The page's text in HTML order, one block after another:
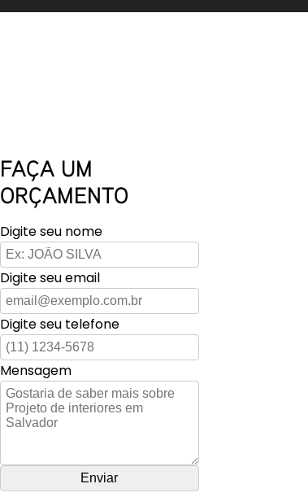
FAÇA UM
ORÇAMENTO
Digite seu nome
Digite seu email
Digite seu telefone
Mensagem